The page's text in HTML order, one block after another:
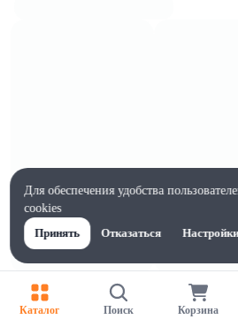
Характеристики
Ширина, мм
Каталог Поиск Корзина
Для обеспечения удобства
cookies
Принять
Отказаться